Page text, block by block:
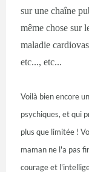
sur une chaîne
même chose sur
maladie
etc..., etc...
Voilà bien encore
psychiques, et qui
plus que limitée !
maman ne l'a pas
courage et